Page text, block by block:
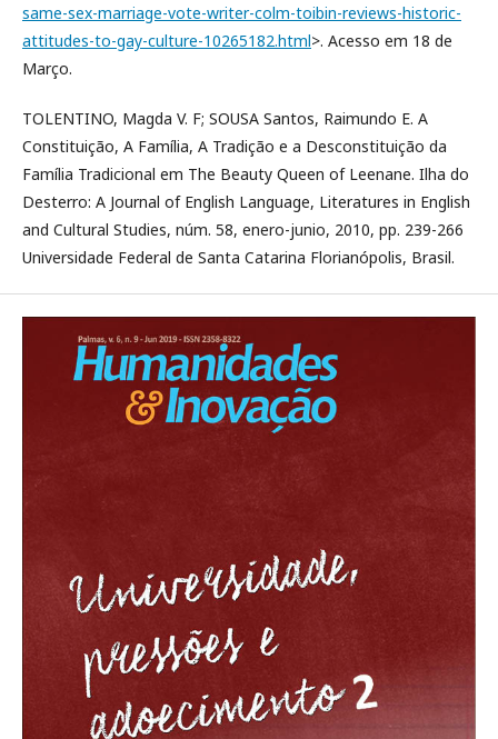
same-sex-marriage-vote-writer-colm-toibin-reviews-historic-
attitudes-to-gay-culture-10265182.html>. Acesso em 18 de
Março.
TOLENTINO, Magda V. F; SOUSA Santos, Raimundo E. A
Constituição, A Família, A Tradição e a Desconstituição da
Família Tradicional em The Beauty Queen of Leenane. Ilha do
Desterro: A Journal of English Language, Literatures in English
and Cultural Studies, núm. 58, enero-junio, 2010, pp. 239-266
Universidade Federal de Santa Catarina Florianópolis, Brasil.